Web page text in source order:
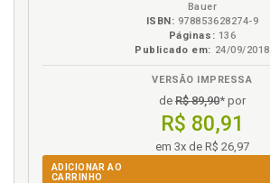
Bauer
ISBN: 978853628274-9
Páginas: 136
Publicado em: 24/09/2018
VERSÃO IMPRESSA
de R$ 89,90* por
R$ 80,91
em 3x de R$ 26,97
ADICIONAR AO
CARRINHO